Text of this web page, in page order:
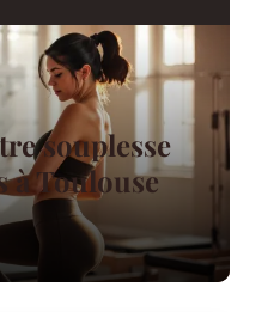
souplesse
à Toulouse